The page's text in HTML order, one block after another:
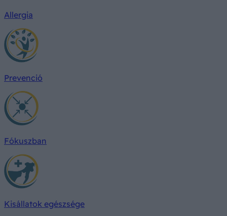
Allergia
Prevenció
Fókuszban
Kisállatok egészsége